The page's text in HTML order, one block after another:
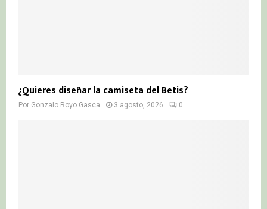
¿Quieres diseñar la camiseta del Betis?
Por Gonzalo Royo Gasca 3 agosto, 2026 0